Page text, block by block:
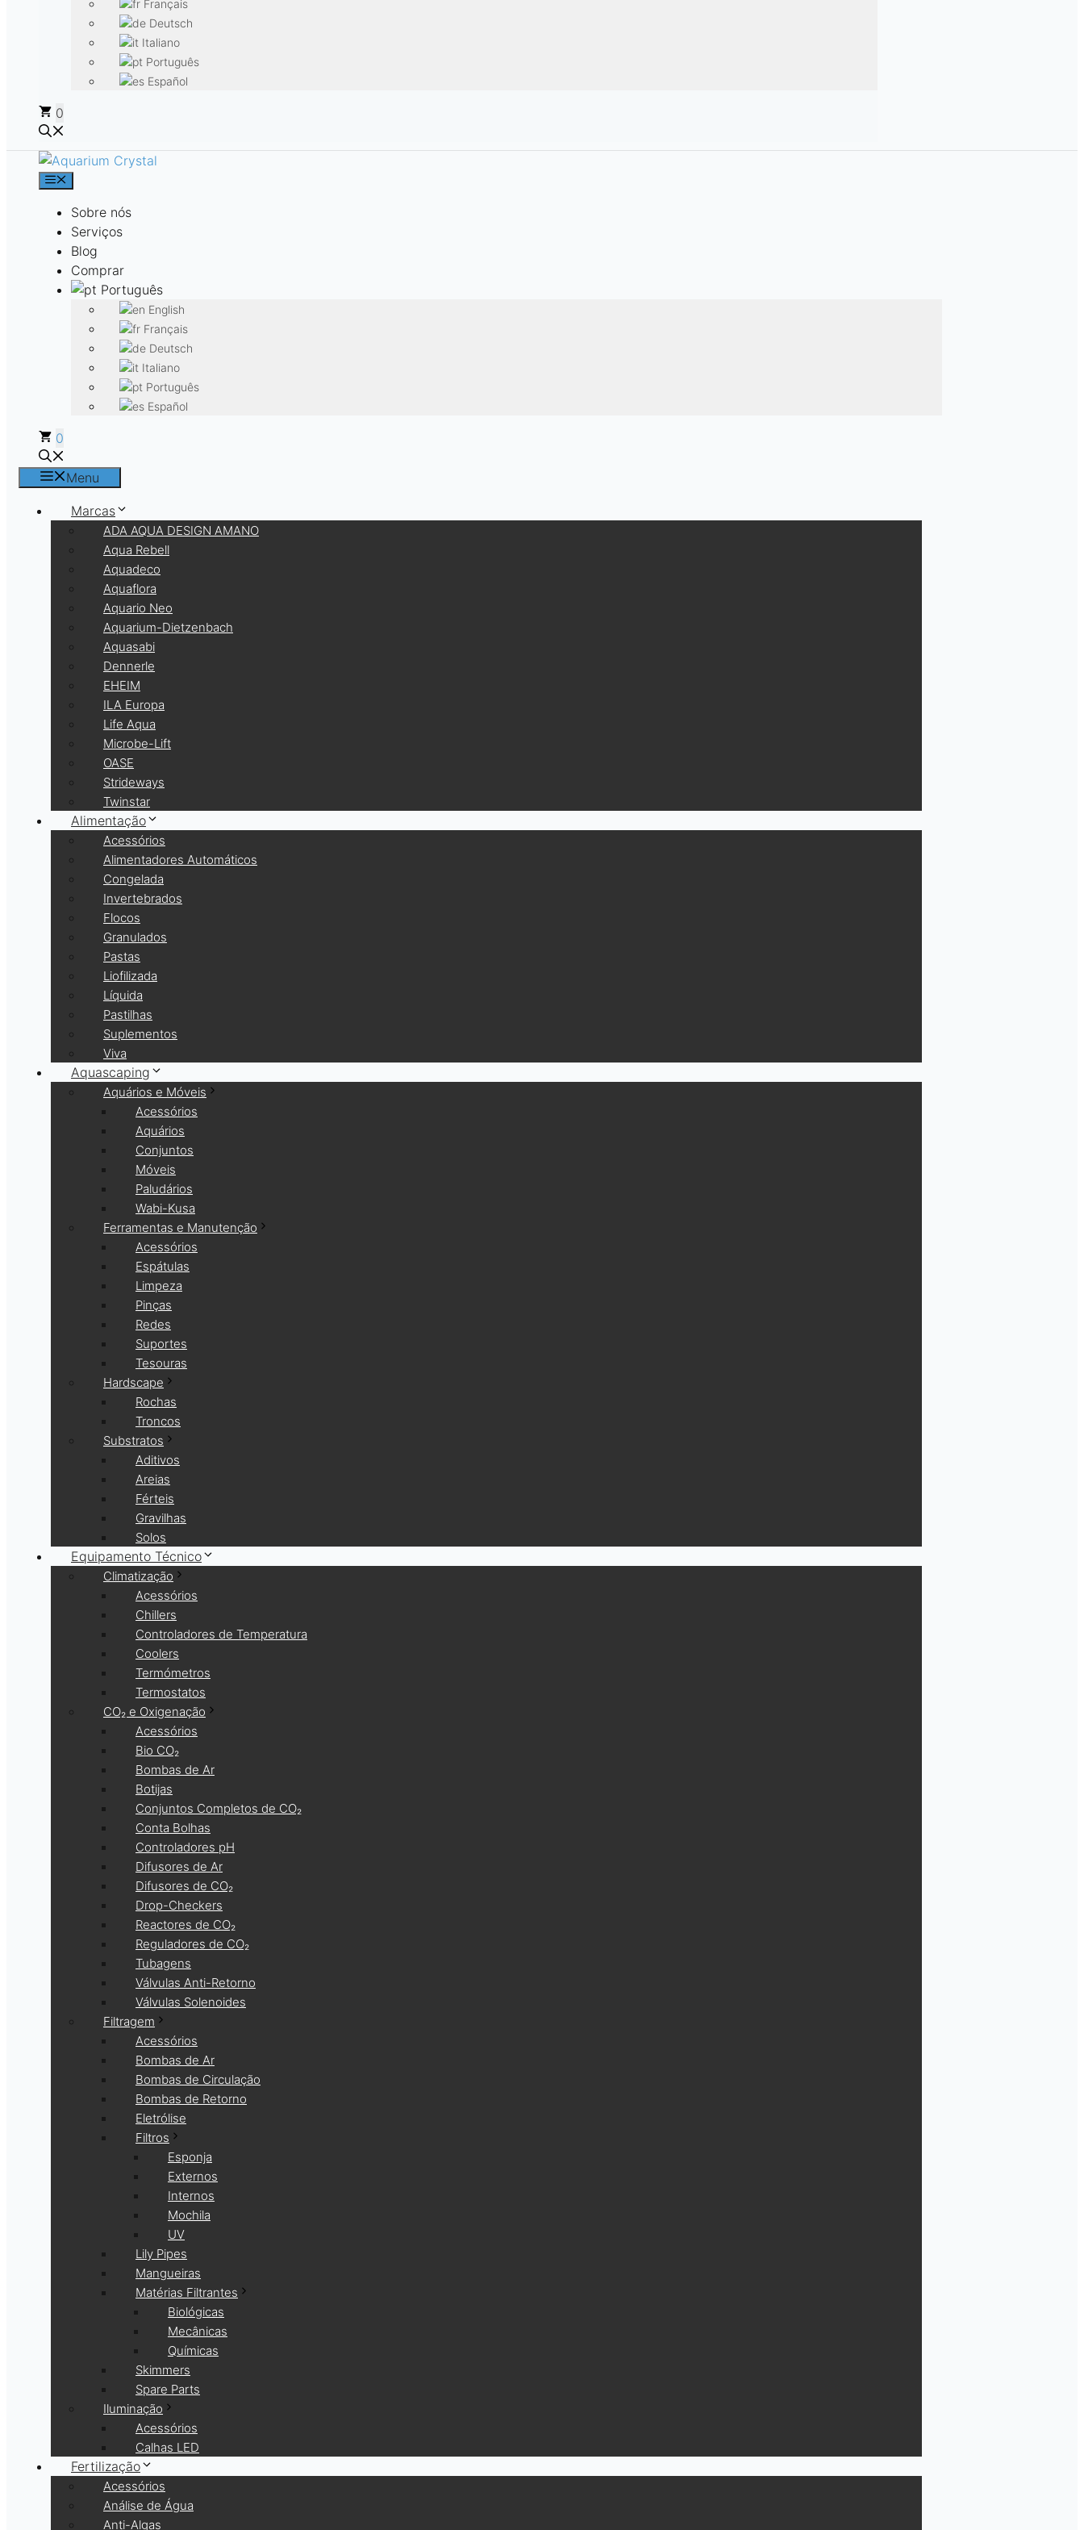
Français
Deutsch
Italiano
Português
Español
0
Menu
Sobre nós
Serviços
Blog
Comprar
Português
English
Français
Deutsch
Italiano
Português
Español
0
Menu
Marcas
ADA AQUA DESIGN AMANO
Aqua Rebell
Aquadeco
Aquaflora
Aquario Neo
Aquarium-Dietzenbach
Aquasabi
Dennerle
EHEIM
ILA Europa
Life Aqua
Microbe-Lift
OASE
Strideways
Twinstar
Alimentação
Acessórios
Alimentadores Automáticos
Congelada
Invertebrados
Flocos
Granulados
Pastas
Liofilizada
Líquida
Pastilhas
Suplementos
Viva
Aquascaping
Aquários e Móveis
Acessórios
Aquários
Conjuntos
Móveis
Paludários
Wabi-Kusa
Ferramentas e Manutenção
Acessórios
Espátulas
Limpeza
Pinças
Redes
Suportes
Tesouras
Hardscape
Rochas
Troncos
Substratos
Aditivos
Areias
Férteis
Gravilhas
Solos
Equipamento Técnico
Climatização
Acessórios
Chillers
Controladores de Temperatura
Coolers
Termómetros
Termostatos
CO₂ e Oxigenação
Acessórios
Bio CO₂
Bombas de Ar
Botijas
Conjuntos Completos de CO₂
Conta Bolhas
Controladores pH
Difusores de Ar
Difusores de CO₂
Drop-Checkers
Reactores de CO₂
Reguladores de CO₂
Tubagens
Válvulas Anti-Retorno
Válvulas Solenoides
Filtragem
Acessórios
Bombas de Ar
Bombas de Circulação
Bombas de Retorno
Eletrólise
Filtros
Esponja
Externos
Internos
Mochila
UV
Lily Pipes
Mangueiras
Matérias Filtrantes
Biológicas
Mecânicas
Químicas
Skimmers
Spare Parts
Iluminação
Acessórios
Calhas LED
Fertilização
Acessórios
Análise de Água
Anti-Algas